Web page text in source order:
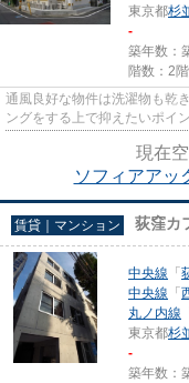
東京都杉
-
築年数：
階数：2
通風良好な物件は洗濯物も乾
ングをする上で抑えたいポイ
現在
ソフィアアッ
賃貸｜マンション 荻窪カ
中央線 「
中央線 「
丸ノ内線
東京都杉
-
築年数：